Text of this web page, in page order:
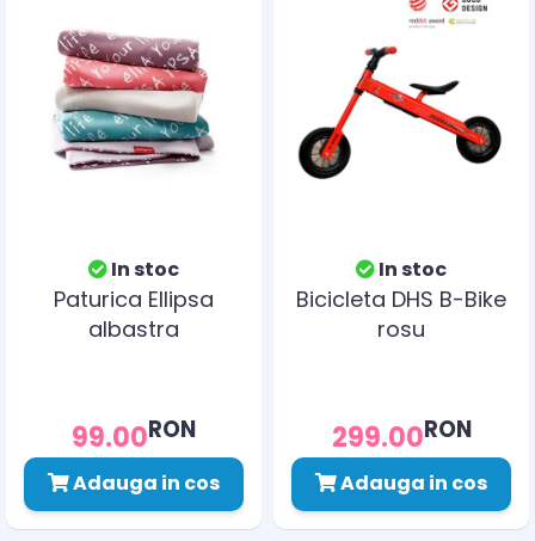
In stoc
Paturica Ellipsa
albastra
99.00RON
Adauga in cos
In stoc
Bicicleta DHS B-Bike
rosu
299.00RON
Adauga in cos